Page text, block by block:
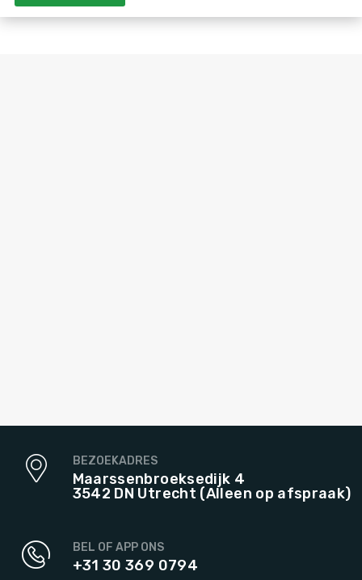
BEZOEKADRES
Maarssenbroeksedijk 4
3542 DN Utrecht (Alleen op afspraak)
BEL OF APP ONS
+31 30 369 0794